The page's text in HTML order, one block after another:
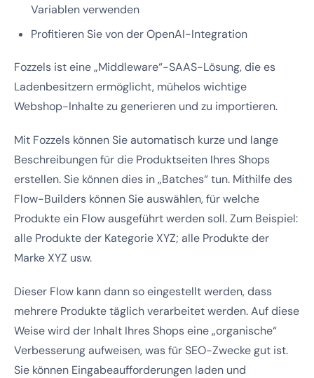
Variablen verwenden
Profitieren Sie von der OpenAI-Integration
Fozzels ist eine „Middleware“-SAAS-Lösung, die es
Ladenbesitzern ermöglicht, mühelos wichtige
Webshop-Inhalte zu generieren und zu importieren.
Mit Fozzels können Sie automatisch kurze und lange
Beschreibungen für die Produktseiten Ihres Shops
erstellen. Sie können dies in „Batches“ tun. Mithilfe des
Flow-Builders können Sie auswählen, für welche
Produkte ein Flow ausgeführt werden soll. Zum Beispiel:
alle Produkte der Kategorie XYZ; alle Produkte der
Marke XYZ usw.
Dieser Flow kann dann so eingestellt werden, dass
mehrere Produkte täglich verarbeitet werden. Auf diese
Weise wird der Inhalt Ihres Shops eine „organische“
Verbesserung aufweisen, was für SEO-Zwecke gut ist.
Sie können Eingabeaufforderungen laden und